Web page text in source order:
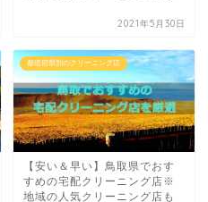
2021年5月30日
都道府県別のクリーニング店
【安い＆早い】鳥取県でおす
すめの宅配クリーニング店※
地域の人気クリーニング店も